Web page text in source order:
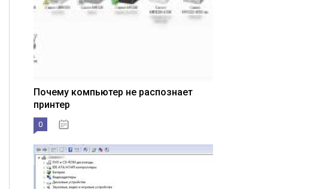
Почему компьютер не распознает
принтер
0